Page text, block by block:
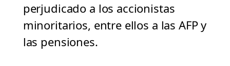
perjudicado a los accionistas
minoritarios, entre ellos a las AFP y
las pensiones.